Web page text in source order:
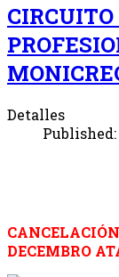
Detalles
Published:
DECEMBRO